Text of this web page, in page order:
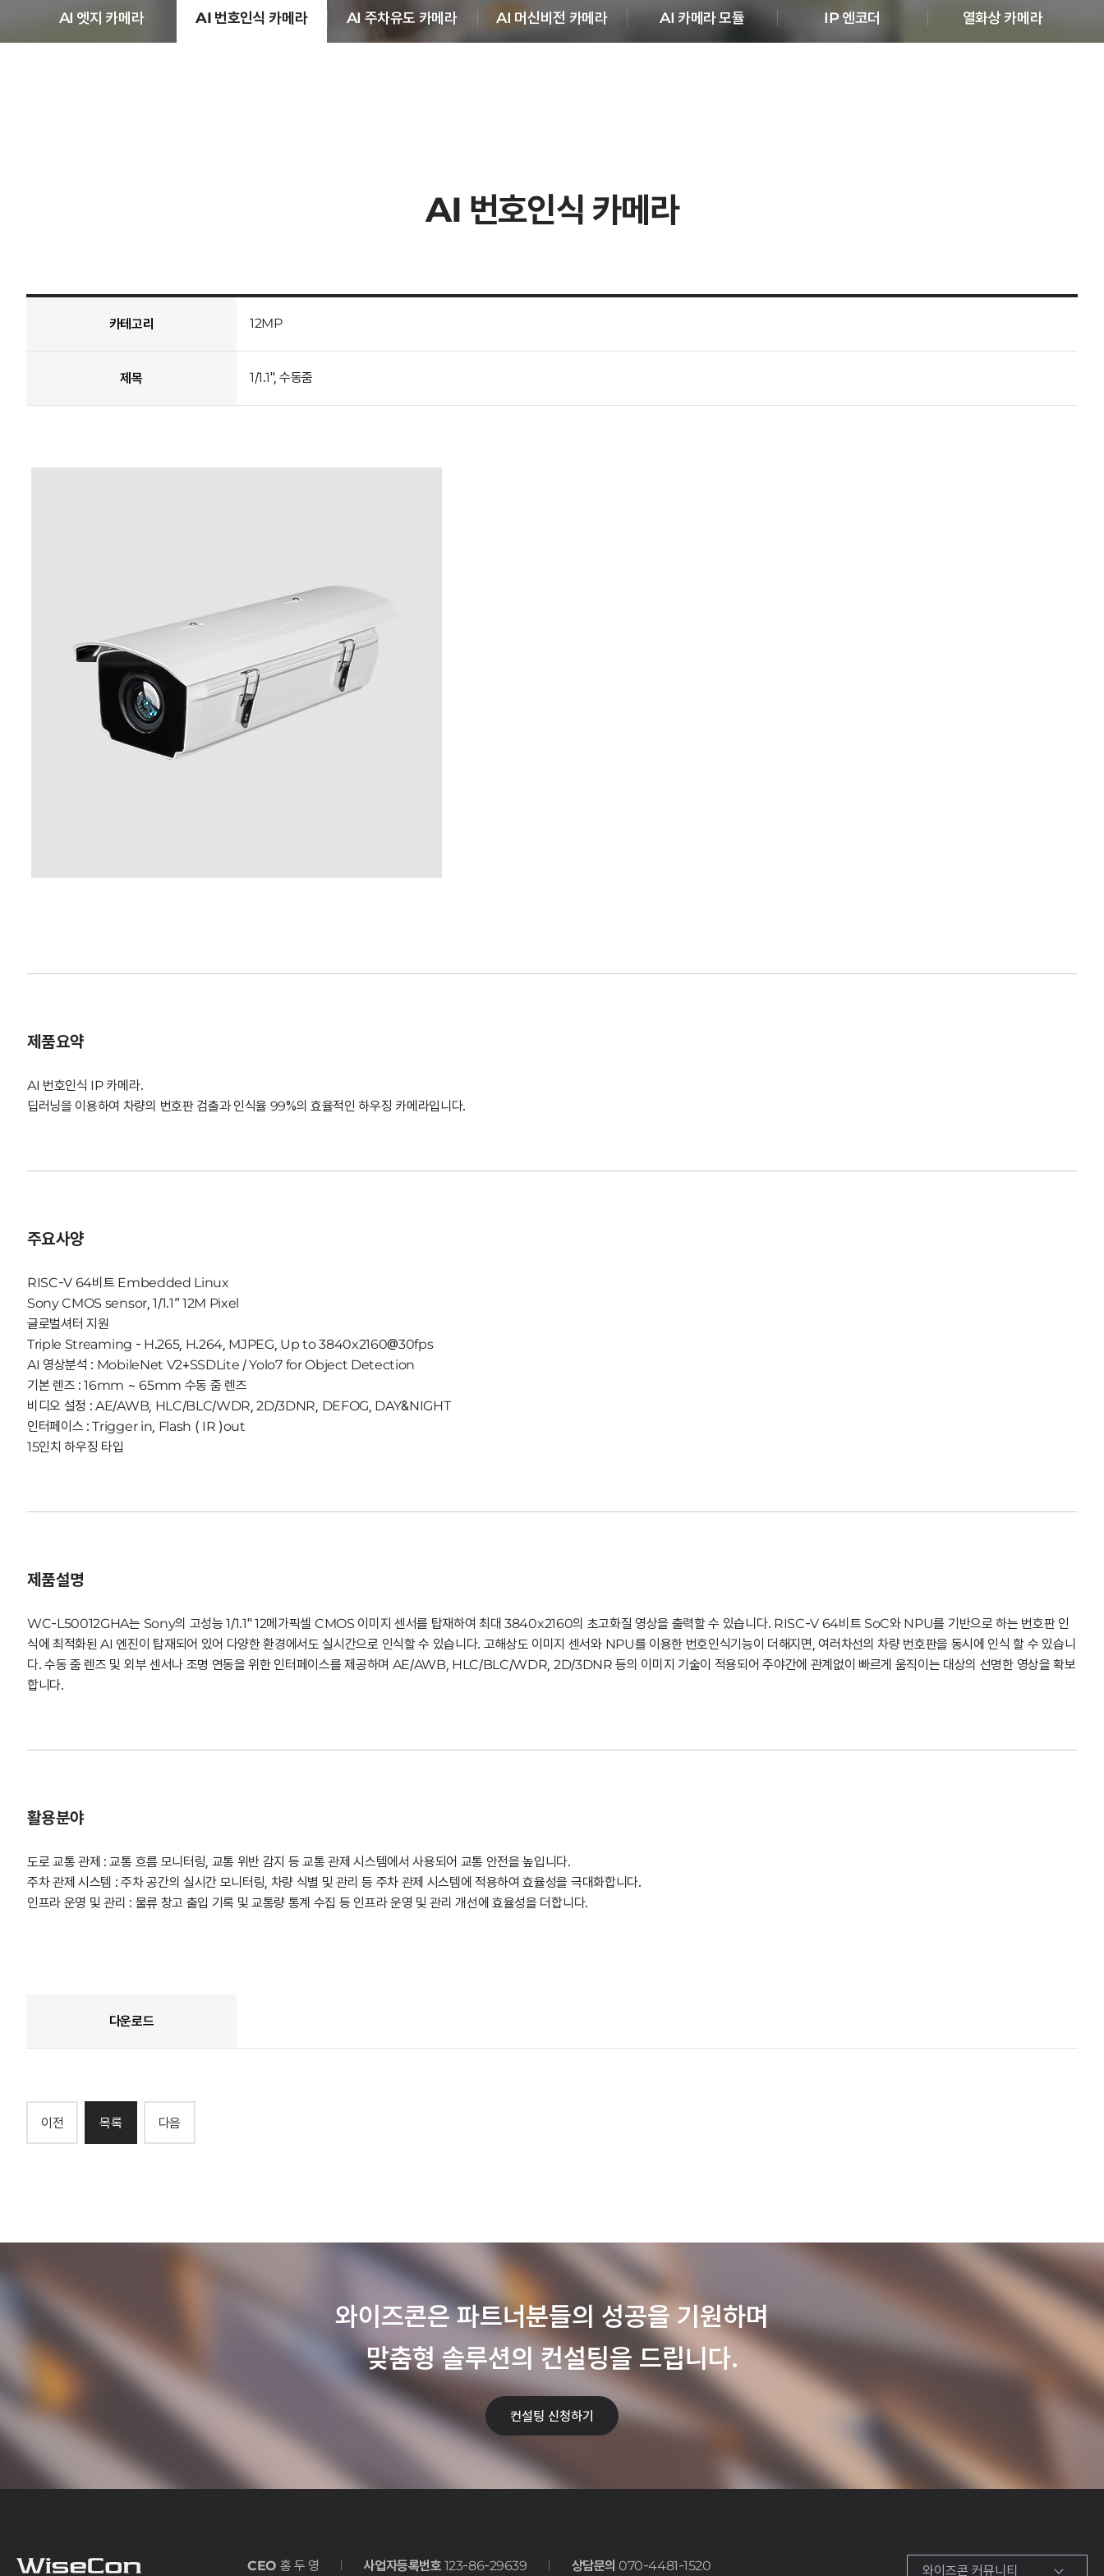
IP 엔코더
AI 엣지 카메라 AI 번호인식 카메라 AI 주차유도 카메라 AI 머신비전 카메라 AI 카메라 모듈 IP 엔코더 열화상 카메라
AI 번호인식 카메라
카테고리 12MP
제목 1/1.1", 수동줌
제품요약
AI 번호인식 IP 카메라.
딥러닝을 이용하여 차량의 번호판 검출과 인식율 99%의 효율적인 하우징 카메라입니다.
주요사양
RISC-V 64비트 Embedded Linux
Sony CMOS sensor, 1/1.1” 12M Pixel
글로벌셔터 지원
Triple Streaming - H.265, H.264, MJPEG, Up to 3840x2160@30fps
AI 영상분석 : MobileNet V2+SSDLite / Yolo7 for Object Detection
기본 렌즈 : 16mm ~ 65mm 수동 줌 렌즈
비디오 설정 : AE/AWB, HLC/BLC/WDR, 2D/3DNR, DEFOG, DAY&NIGHT
인터페이스 : Trigger in, Flash ( IR )out
15인치 하우징 타입
제품설명
WC-L50012GHA는 Sony의 고성능 1/1.1" 12메가픽셀 CMOS 이미지 센서를 탑재하여 최대 3840x2160의 초고화질 영상을 출력할 수 있습니다. RISC-V 64비트 SoC와 NPU를 기반으로 하는 번호판 인
식에 최적화된 AI 엔진이 탑재되어 있어 다양한 환경에서도 실시간으로 인식할 수 있습니다. 고해상도 이미지 센서와 NPU를 이용한 번호인식기능이 더해지면, 여러차선의 차량 번호판을 동시에 인식 할 수 있습니
다. 수동 줌 렌즈 및 외부 센서나 조명 연동을 위한 인터페이스를 제공하며 AE/AWB, HLC/BLC/WDR, 2D/3DNR 등의 이미지 기술이 적용되어 주야간에 관계없이 빠르게 움직이는 대상의 선명한 영상을 확보
합니다.
활용분야
도로 교통 관제 : 교통 흐름 모니터링, 교통 위반 감지 등 교통 관제 시스템에서 사용되어 교통 안전을 높입니다.
주차 관제 시스템 : 주차 공간의 실시간 모니터링, 차량 식별 및 관리 등 주차 관제 시스템에 적용하여 효율성을 극대화합니다.
인프라 운영 및 관리 : 물류 창고 출입 기록 및 교통량 통계 수집 등 인프라 운영 및 관리 개선에 효율성을 더합니다.
다운로드
이전 목록 다음
와이즈콘은 파트너분들의 성공을 기원하며
맞춤형 솔루션의 컨설팅을 드립니다.
컨설팅 신청하기
CEO 홍 두 영 사업자등록번호 123-86-29639 상담문의 070-4481-1520 와이즈콘 커뮤니티